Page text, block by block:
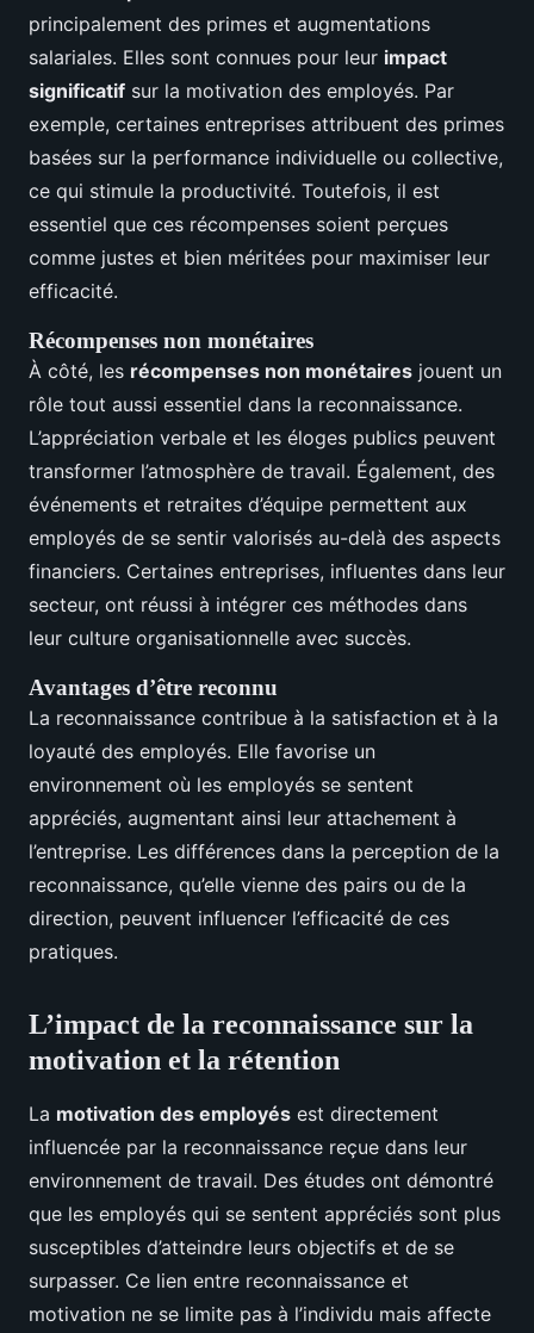
principalement des primes et augmentations
salariales. Elles sont connues pour leur impact
significatif sur la motivation des employés. Par
exemple, certaines entreprises attribuent des primes
basées sur la performance individuelle ou collective,
ce qui stimule la productivité. Toutefois, il est
essentiel que ces récompenses soient perçues
comme justes et bien méritées pour maximiser leur
efficacité.
Récompenses non monétaires
À côté, les récompenses non monétaires jouent un
rôle tout aussi essentiel dans la reconnaissance.
L’appréciation verbale et les éloges publics peuvent
transformer l’atmosphère de travail. Également, des
événements et retraites d’équipe permettent aux
employés de se sentir valorisés au-delà des aspects
financiers. Certaines entreprises, influentes dans leur
secteur, ont réussi à intégrer ces méthodes dans
leur culture organisationnelle avec succès.
Avantages d’être reconnu
La reconnaissance contribue à la satisfaction et à la
loyauté des employés. Elle favorise un
environnement où les employés se sentent
appréciés, augmentant ainsi leur attachement à
l’entreprise. Les différences dans la perception de la
reconnaissance, qu’elle vienne des pairs ou de la
direction, peuvent influencer l’efficacité de ces
pratiques.
L’impact de la reconnaissance sur la
motivation et la rétention
La motivation des employés est directement
influencée par la reconnaissance reçue dans leur
environnement de travail. Des études ont démontré
que les employés qui se sentent appréciés sont plus
susceptibles d’atteindre leurs objectifs et de se
surpasser. Ce lien entre reconnaissance et
motivation ne se limite pas à l’individu mais affecte